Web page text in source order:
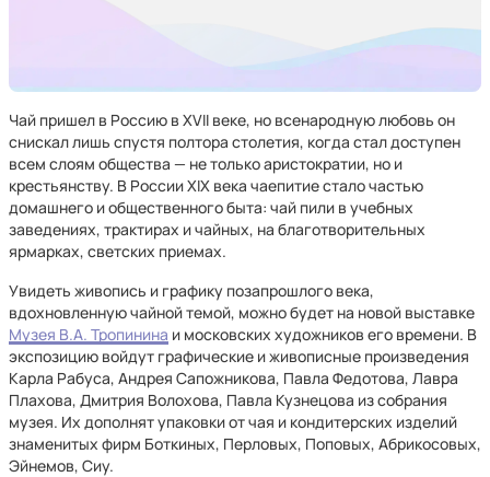
Чай пришел в Россию в XVII веке, но всенародную любовь он
снискал лишь спустя полтора столетия, когда стал доступен
всем слоям общества — не только аристократии, но и
крестьянству. В России XIX века чаепитие стало частью
домашнего и общественного быта: чай пили в учебных
заведениях, трактирах и чайных, на благотворительных
ярмарках, светских приемах.
Увидеть живопись и графику позапрошлого века,
вдохновленную чайной темой, можно будет на новой выставке
Музея В.А. Тропинина и московских художников его времени. В
экспозицию войдут графические и живописные произведения
Карла Рабуса, Андрея Сапожникова, Павла Федотова, Лавра
Плахова, Дмитрия Волохова, Павла Кузнецова из собрания
музея. Их дополнят упаковки от чая и кондитерских изделий
знаменитых фирм Боткиных, Перловых, Поповых, Абрикосовых,
Эйнемов, Сиу.